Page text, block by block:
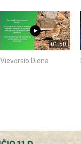
01:50
Vieversio Diena